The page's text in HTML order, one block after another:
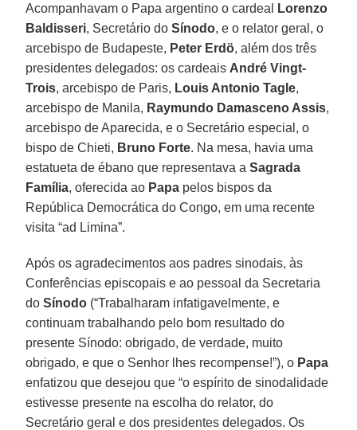
Acompanhavam o Papa argentino o cardeal
Lorenzo
Baldisseri, Secretário doSínodo, e o relator geral, o
arcebispo de Budapeste, Peter Erdö, além dos três
presidentes delegados: os cardeais André Vingt-
Trois, arcebispo de Paris, Louis Antonio Tagle,
arcebispo de Manila, Raymundo Damasceno Assis,
arcebispo de Aparecida, e o Secretário especial, o
bispo de Chieti, Bruno Forte. Na mesa, havia uma
estatueta de ébano que representava aSagrada
Família, oferecida ao Papa pelos bispos da
República Democrática do Congo, em uma recente
visita “ad Limina”.
Após os agradecimentos aos padres sinodais, às
Conferências episcopais e ao pessoal da Secretaria
doSínodo (“Trabalharam infatigavelmente, e
continuam trabalhando pelo bom resultado do
presente Sínodo: obrigado, de verdade, muito
obrigado, e que o Senhor lhes recompense!”), o Papa
enfatizou que desejou que “o espírito de sinodalidade
estivesse presente na escolha do relator, do
Secretário geral e dos presidentes delegados. Os